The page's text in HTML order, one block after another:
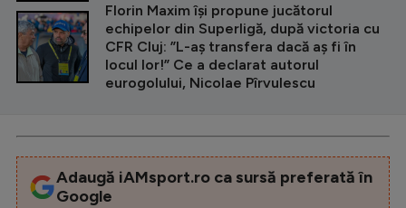
Florin Maxim își propune jucătorul
echipelor din Superligă, după victoria cu
CFR Cluj: ”L-aș transfera dacă aș fi în
locul lor!” Ce a declarat autorul
eurogolului, Nicolae Pîrvulescu
Adaugă iAMsport.ro ca sursă preferată în
Google